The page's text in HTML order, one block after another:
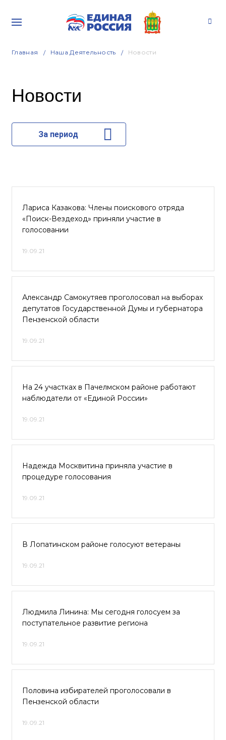
Главная Наша Деятельность Новости
Новости
За период
Лариса Казакова: Члены поискового отряда
«Поиск-Вездеход» приняли участие в
голосовании
19.09.21
Александр Самокутяев проголосовал на выборах
депутатов Государственной Думы и губернатора
Пензенской области
19.09.21
На 24 участках в Пачелмском районе работают
наблюдатели от «Единой России»
19.09.21
Надежда Москвитина приняла участие в
процедуре голосования
19.09.21
В Лопатинском районе голосуют ветераны
19.09.21
Людмила Линина: Мы сегодня голосуем за
поступательное развитие региона
19.09.21
Половина избирателей проголосовали в
Пензенской области
19.09.21